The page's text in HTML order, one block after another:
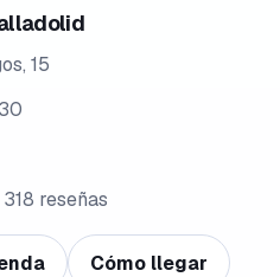
15
318 reseñas
Cómo llegar